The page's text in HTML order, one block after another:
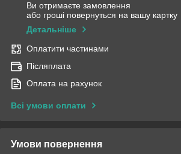
Ви отримаєте замовлення
або гроші повернуться на вашу картку
Детальніше
Оплатити частинами
Післяплата
Оплата на рахунок
Всі умови оплати
Умови повернення